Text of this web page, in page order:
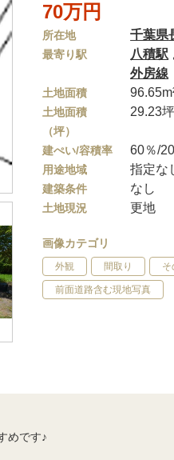
70万円
所在地 千葉県
最寄り駅 八積駅
外房線
土地面積
土地面積
（坪）
29.23坪
建ぺい/容積率 60％/
用途地域 指定な
建築条件 なし
土地現況 更地
画像カテゴリ
外観 間取り そ
前面道路含む現地写真
めです♪